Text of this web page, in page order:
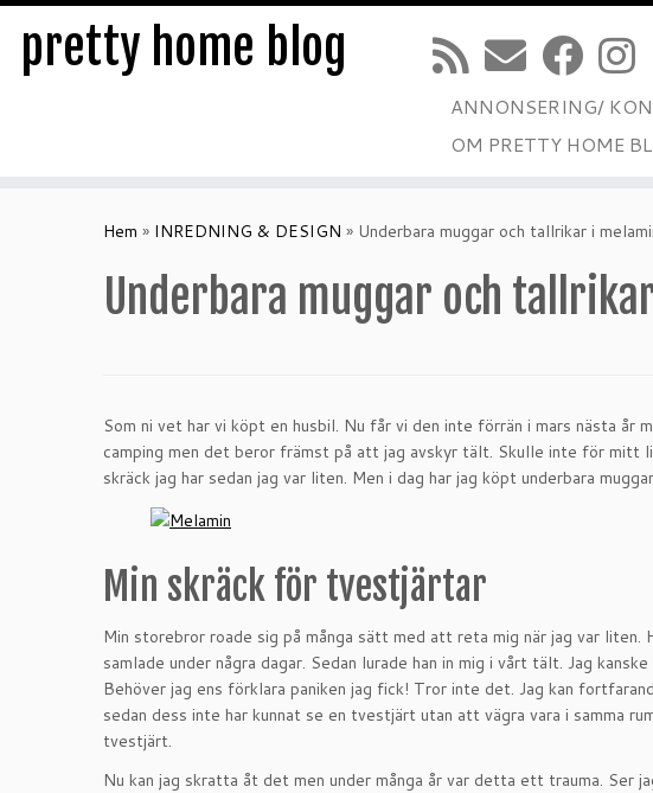
pretty home blog
ANNONSERING/
OM PRETTY HOME
Hem » INREDNING & DESIGN » Underbara muggar och tallrikar i
Underbara muggar och
Som ni vet har vi köpt en husbil. Nu får vi den inte förrän i mars nästa
camping men det beror främst på att jag avskyr tält. Skulle inte för
skräck jag har sedan jag var liten. Men i dag har jag köpt underbara
Min skräck för tvestjärtar
Min storebror roade sig på många sätt med att reta mig när jag var
samlade under några dagar. Sedan lurade han in mig i vårt tält. Jag
Behöver jag ens förklara paniken jag fick! Tror inte det. Jag kan
sedan dess inte har kunnat se en tvestjärt utan att vägra vara i samma
tvestjärt.
Nu kan jag skratta åt det men under många år var detta ett trauma. Ser